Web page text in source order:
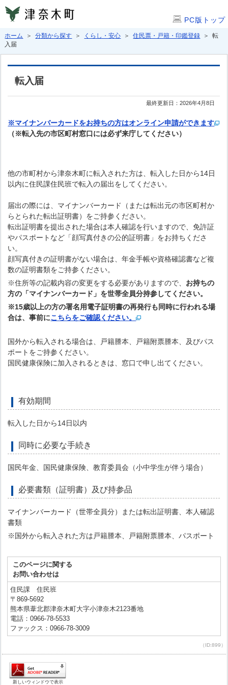
PC版トップ
ホーム ＞分類から探す ＞ くらし・安心 ＞住民票・戸籍・印鑑登録 ＞ 転
入届
転入届
最終更新日：2026年4月8日
※マイナンバーカードをお持ちの方はオンライン申請ができます
（※転入先の市区町村窓口には必ず来庁してください）
他の市町村から津奈木町に転入された方は、転入した日から14日
以内に住民課住民班で転入の届出をしてください。
届出の際には、マイナンバーカード（または転出元の市区町村か
らとられた転出証明書）をご持参ください。
転出証明書を提出された場合は本人確認を行いますので、免許証
やパスポートなど「顔写真付きの公的証明書」をお持ちくださ
い。
顔写真付きの証明書がない場合は、年金手帳や資格確認書など複
数の証明書類をご持参ください。
※住所等の記載内容の変更をする必要がありますので、 お持ちの
方の「マイナンバーカード」を世帯全員分持参してください。
※15歳以上の方の署名用電子証明書の再発行も同時に行われる場
合は、事前にこちらをご確認ください。
国外から転入される場合は、戸籍謄本、戸籍附票謄本、及びパス
ポートをご持参ください。
国民健康保険に加入されるときは、窓口で申し出てください。
有効期間
転入した日から14日以内
同時に必要な手続き
国民年金、国民健康保険、教育委員会（小中学生が伴う場合）
必要書類（証明書）及び持参品
マイナンバーカード（世帯全員分）または転出証明書、本人確認
書類
※国外から転入された方は戸籍謄本、戸籍附票謄本、パスポート
このページに関する
お問い合わせは
住民課 住民班
〒869-5692
熊本県葦北郡津奈木町大字小津奈木2123番地
電話：0966-78-5533
ファックス：0966-78-3009
（ID:899）
新しいウィンドウで表示